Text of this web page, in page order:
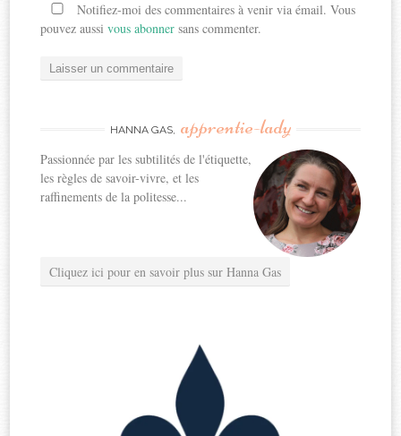
Notifiez-moi des commentaires à venir via émail. Vous
pouvez aussivous abonner sans commenter.
HANNA GAS, apprentie-lady
Passionnée par les subtilités de l'étiquette,
les règles de savoir-vivre, et les
raffinements de la politesse...
Cliquez ici pour en savoir plus sur Hanna Gas